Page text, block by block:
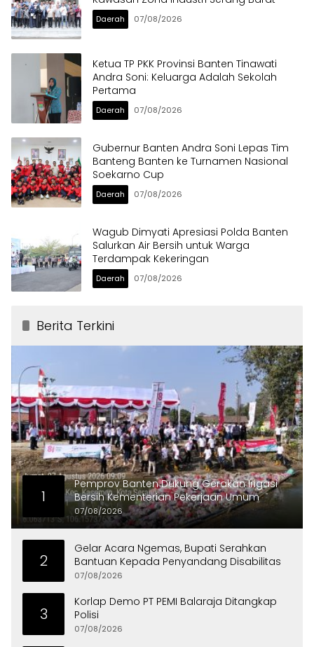
Daerah 07/08/2026
Ketua TP PKK Provinsi Banten Tinawati
Andra Soni: Keluarga Adalah Sekolah
Pertama
Daerah 07/08/2026
Gubernur Banten Andra Soni Lepas Tim
Banteng Banten ke Turnamen Nasional
Soekarno Cup
Daerah 07/08/2026
Wagub Dimyati Apresiasi Polda Banten
Salurkan Air Bersih untuk Warga
Terdampak Kekeringan
Daerah 07/08/2026
Berita Terkini
1
Pemprov Banten Dukung Gerakan Irigasi
Bersih Kementerian Pekerjaan Umum
07/08/2026
2
Gelar Acara Ngemas, Bupati Serahkan
Bantuan Kepada Penyandang Disabilitas
07/08/2026
3
Korlap Demo PT PEMI Balaraja Ditangkap
Polisi
07/08/2026